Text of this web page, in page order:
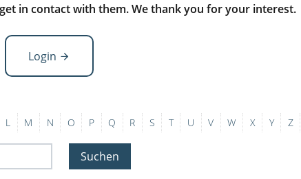
in contact with them. We thank you for your interest.
Login
L M N O P Q R S T U V W X Y Z
Suchen